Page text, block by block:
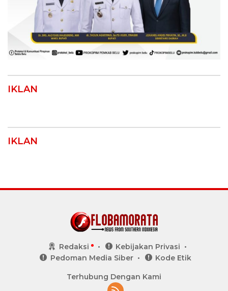
IKLAN
IKLAN
Redaksi
Kebijakan Privasi
Pedoman Media Siber
Kode Etik
Terhubung Dengan Kami